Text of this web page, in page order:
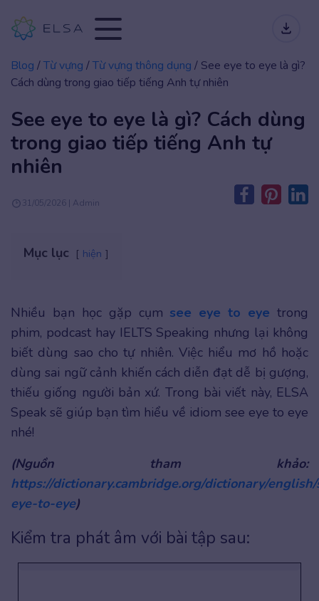
Blog /Từ vựng /Từ vựng thông dụng / See eye to eye là gì?
Cách dùng trong giao tiếp tiếng Anh tự nhiên
See eye to eye là gì? Cách dùng
trong giao tiếp tiếng Anh tự
nhiên
31/05/2026 | Admin
Mục lục hiện
Nhiều bạn học gặp cụm see eye to eye trong
phim, podcast hay IELTS Speaking nhưng lại không
biết dùng sao cho tự nhiên. Việc hiểu mơ hồ hoặc
dùng sai ngữ cảnh khiến cách diễn đạt dễ bị gượng,
thiếu giống người bản xứ. Trong bài viết này, ELSA
Speak sẽ giúp bạn tìm hiểu về idiom see eye to eye
nhé!
(Nguồn tham khảo:
https://dictionary.cambridge.org/dictionary/
eye-to-eye)
Kiểm tra phát âm với bài tập sau: